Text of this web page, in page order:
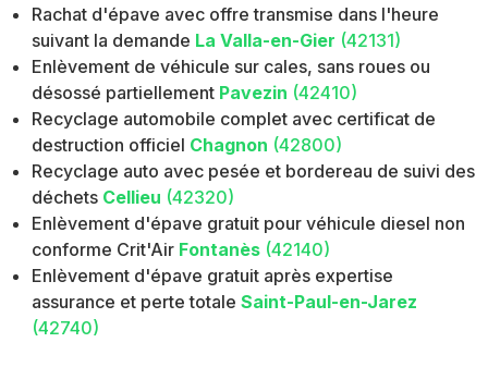
Rachat d'épave avec offre transmise dans l'heure
suivant la demande La Valla-en-Gier (42131)
Enlèvement de véhicule sur cales, sans roues ou
désossé partiellement Pavezin (42410)
Recyclage automobile complet avec certificat de
destruction officiel Chagnon (42800)
Recyclage auto avec pesée et bordereau de suivi des
déchets Cellieu (42320)
Enlèvement d'épave gratuit pour véhicule diesel non
conforme Crit'Air Fontanès (42140)
Enlèvement d'épave gratuit après expertise
assurance et perte totale Saint-Paul-en-Jarez
(42740)